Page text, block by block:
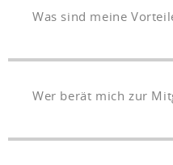
Was sind meine
Wer berät mich zur